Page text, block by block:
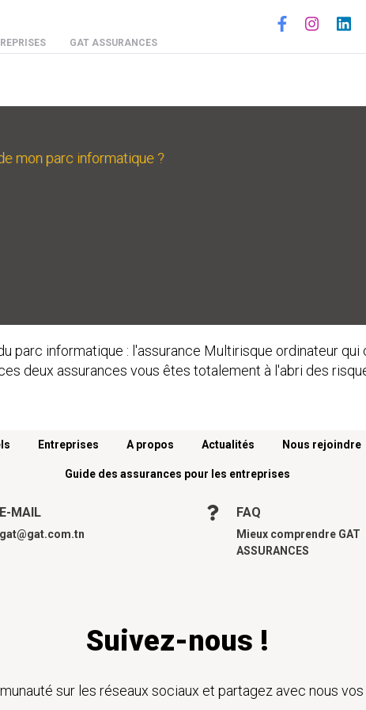
GAT ASSURANCES
Social
mon parc informatique ?
parc informatique : l'assurance Multirisque ordinateur
deux assurances vous êtes totalement à l'abri des
Entreprises A propos Actualités Nous rejoindre
Guide des assurances pour les entreprises
E-MAIL
gat@gat.com.tn
FAQ
Mieux comprendre GAT
ASSURANCES
Suivez-nous !
sur les réseaux sociaux et partagez avec nous